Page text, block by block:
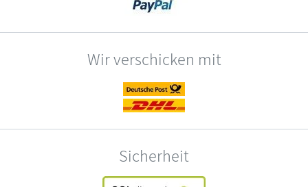
Wir verschicken mit
Sicherheit